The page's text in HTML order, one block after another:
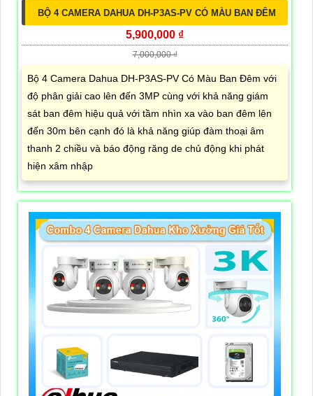
BỘ 4 CAMERA DAHUA DH-P3AS-PV CÓ MÀU BAN ĐÊM
5,900,000 ₫
7,000,000 ₫
Bộ 4 Camera Dahua DH-P3AS-PV Có Màu Ban Đêm với
độ phân giải cao lên đến 3MP cùng với khả năng giám
sát ban đêm hiệu quả với tầm nhìn xa vào ban đêm lên
đến 30m bên cạnh đó là khả năng giúp đàm thoại âm
thanh 2 chiều và báo động răng de chủ động khi phát
hiện xâm nhập